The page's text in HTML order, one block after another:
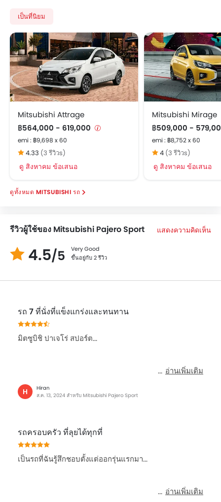
เป็นที่นิยม
Mitsubishi Attrage
฿564,000 - 619,000
emi : ฿9,698 x 60
4.33 (3 รีวิวs)
ดู สิงหาคม ข้อเสนอ
Mitsubishi Mirage
฿509,000 -
emi : ฿8,752 x 60
4 (3 รีวิวs)
ดู สิงหาคม ข้อเสนอ
MITSUBISHI รถ
รีวิวผู้ใช้ของ Mitsubishi Pajero Sport แสดงความคิดเห็น
4.5/5
Very Good
ขึ้นอยู่กับ 2 รีวิว
รถ 7 ที่นั่งที่แข็งแกร่งและทนทาน
มิตซูบิชิ ปาเจโร่ สปอร์ต...
อ่านเพิ่มเติม
H
Hiran
ส.ค. 13, 2024 สำหรับ Mitsubishi Pajero Sport
รถครอบครัว ที่ลุยได้ทุกที่
เป็นรถที่ฉันรู้สึกชอบตั้งแต่ออกรุ่นแรกมา...
อ่านเพิ่มเติม